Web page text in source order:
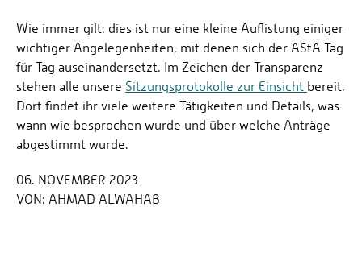
Wie immer gilt: dies ist nur eine kleine Auflistung einiger
wichtiger Angelegenheiten, mit denen sich der AStA Tag
für Tag auseinandersetzt. Im Zeichen der Transparenz
stehen alle unsere Sitzungsprotokolle zur Einsicht bereit.
Dort findet ihr viele weitere Tätigkeiten und Details, was
wann wie besprochen wurde und über welche Anträge
abgestimmt wurde.
06. NOVEMBER 2023
VON: AHMAD ALWAHAB